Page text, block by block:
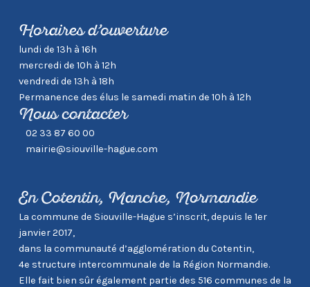
Horaires d’ouverture
lundi de 13h à 16h
mercredi de 10h à 12h
vendredi de 13h à 18h
Permanence des élus le samedi matin de 10h à 12h
Nous contacter
02 33 87 60 00
mairie@siouville-hague.com
En Cotentin, Manche, Normandie
La commune de Siouville-Hague s’inscrit, depuis le 1er
janvier 2017,
dans la communauté d’agglomération du Cotentin,
4e structure intercommunale de la Région Normandie.
Elle fait bien sûr également partie des 516 communes de la